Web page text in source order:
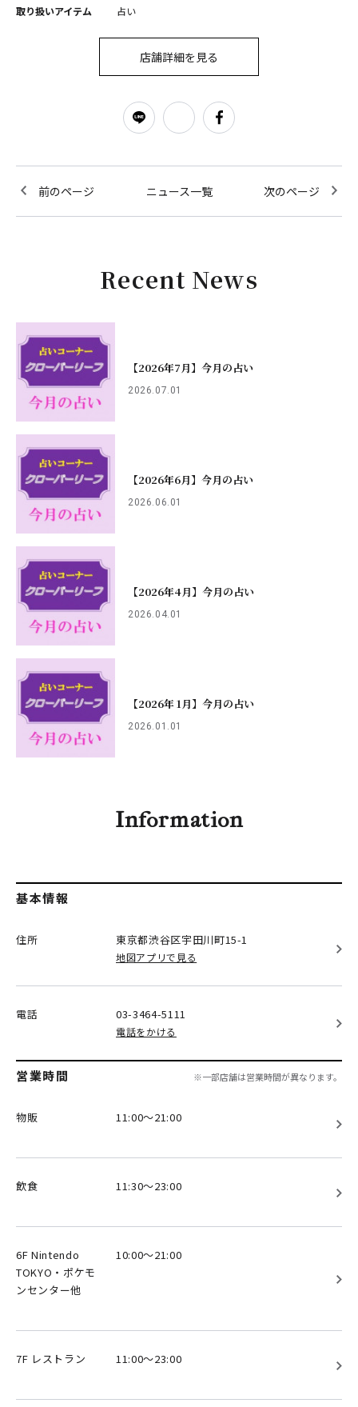
取り扱いアイテム
占い
店舗詳細を見る
前のページ ニュース一覧 次のページ
Recent News
【2026年7月】今月の占い
2026.07.01
【2026年6月】今月の占い
2026.06.01
【2026年4月】今月の占い
2026.04.01
【2026年 1月】今月の占い
2026.01.01
Information
基本情報
住所 東京都渋谷区宇田川町15-1
地図アプリで見る
電話 03-3464-5111
電話をかける
営業時間 ※一部店舗は営業時間が異なります。
物販 11:00～21:00
飲食 11:30～23:00
6F Nintendo
TOKYO・ポケモ
ンセンター他
10:00～21:00
7F レストラン 11:00～23:00